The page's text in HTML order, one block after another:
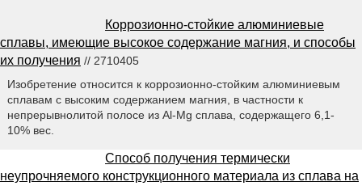
Коррозионно-стойкие алюминиевые
сплавы, имеющие высокое содержание магния, и способы
их получения // 2710405
Изобретение относится к коррозионно-стойким алюминиевым
сплавам с высоким содержанием магния, в частности к
непрерывнолитой полосе из Al-Mg сплава, содержащего 6,1-
10% вес.
Способ получения термически
неупрочняемого конструкционного материала из сплава на